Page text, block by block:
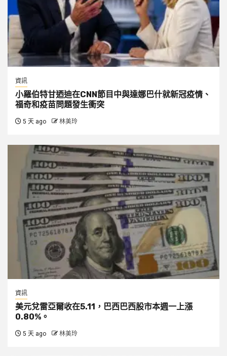
資訊
小羅伯特甘迺迪在CNN節目中與達娜巴什就新冠疫情、
福奇和疫苗問題發生衝突
5 天 ago 林美玲
資訊
美元兌雷亞爾收在5.11，巴西巴西股市本週一上漲
0.80%。
5 天 ago 林美玲